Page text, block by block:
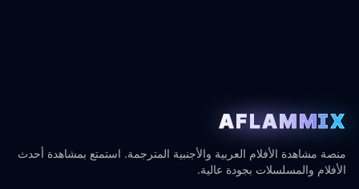
AFLAMMIX
منصة مشاهدة الأفلام العربية والأجنبية المترجمة. استمتع بمشاهدة أحدث
الأفلام والمسلسلات بجودة عالية.